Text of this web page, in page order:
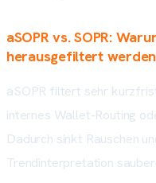
aSOPR vs. SOPR:
herausgefiltert werden
aSOPR filtert sehr
internes Wallet-Routing
Dadurch sinkt Rauschen
Trendinterpretation